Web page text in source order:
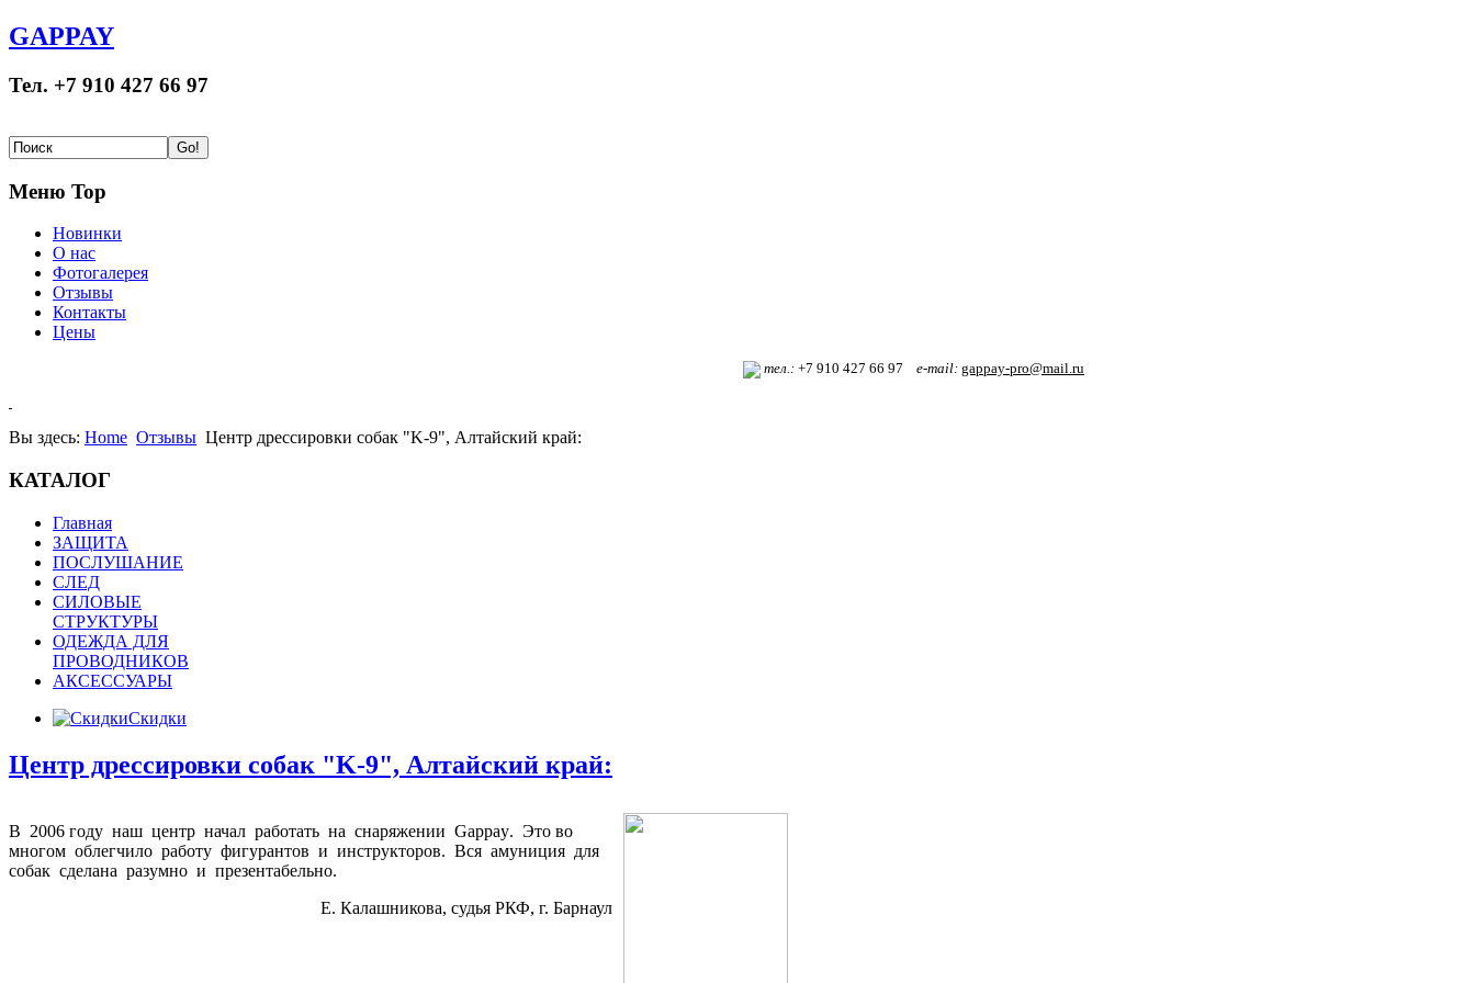
GAPPAY
Тел. +7 910 427 66 97
Меню Top
Новинки
О нас
Фотогалерея
Отзывы
Контакты
Цены
тел.: +7 910 427 66 97 e-mail: gappay-pro@mail.ru
Вы здесь: Home Отзывы Центр дрессировки собак "K-9", Алтайский край:
КАТАЛОГ
Главная
ЗАЩИТА
ПОСЛУШАНИЕ
СЛЕД
СИЛОВЫЕ
СТРУКТУРЫ
ОДЕЖДА ДЛЯ
ПРОВОДНИКОВ
АКСЕССУАРЫ
Скидки
Центр дрессировки собак "K-9", Алтайский край:
В 2006 году наш центр начал работать на снаряжении Gappay. Это во
многом облегчило работу фигурантов и инструкторов. Вся амуниция для
собак сделана разумно и презентабельно.
Е. Калашникова, судья РКФ, г. Барнаул